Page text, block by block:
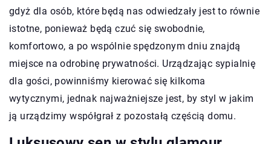
gdyż dla osób, które będą nas odwiedzały jest to równie
istotne, ponieważ będą czuć się swobodnie,
komfortowo, a po wspólnie spędzonym dniu znajdą
miejsce na odrobinę prywatności. Urządzając sypialnię
dla gości, powinniśmy kierować się kilkoma
wytycznymi, jednak najważniejsze jest, by styl w jakim
ją urządzimy współgrał z pozostałą częścią domu.